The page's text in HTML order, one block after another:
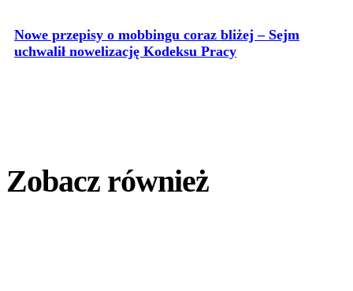
Nowe przepisy o mobbingu coraz bliżej – Sejm
uchwalił nowelizację Kodeksu Pracy
Zobacz również